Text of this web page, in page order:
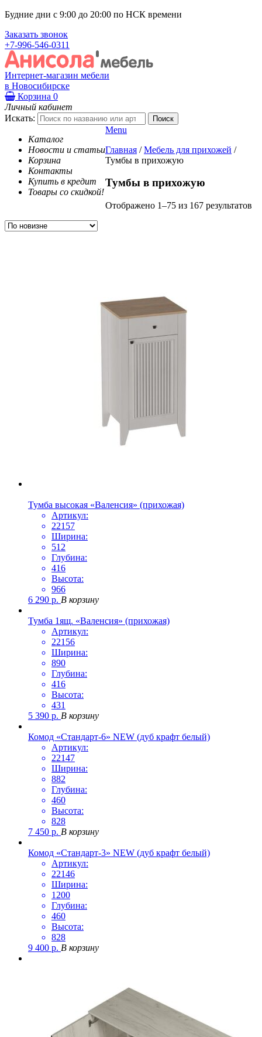
Будние дни с 9:00 до 20:00 по НСК времени
Заказать звонок
+7-996-546-0311
Интернет-магазин мебели
в Новосибирске
Корзина 0
Личный кабинет
Искать:
Каталог
Новости и статьи
Корзина
Контакты
Купить в кредит
Товары со скидкой!
Menu
Главная / Мебель для прихожей /
Тумбы в прихожую
Тумбы в прихожую
Отображено 1–75 из 167 результатов
Тумба высокая «Валенсия» (прихожая)
Артикул:
22157
Ширина:
512
Глубина:
416
Высота:
966
6 290 р. В корзину
Тумба 1ящ. «Валенсия» (прихожая)
Артикул:
22156
Ширина:
890
Глубина:
416
Высота:
431
5 390 р. В корзину
Комод «Стандарт-6» NEW (дуб крафт белый)
Артикул:
22147
Ширина:
882
Глубина:
460
Высота:
828
7 450 р. В корзину
Комод «Стандарт-3» NEW (дуб крафт белый)
Артикул:
22146
Ширина:
1200
Глубина:
460
Высота:
828
9 400 р. В корзину